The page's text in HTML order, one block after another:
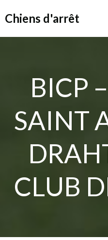
Chiens d'arrêt
BICP
SAINT
CLUB